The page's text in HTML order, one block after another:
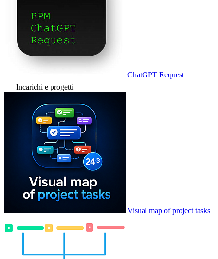
ChatGPT Request
Incarichi e progetti
Visual map of project tasks